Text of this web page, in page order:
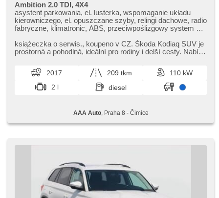
Ambition 2.0 TDI, 4X4
asystent parkowania, el. lusterka, wspomaganie układu
kierowniczego, el. opuszczane szyby, relingi dachowe, radio
fabryczne, klimatronic, ABS, przeciwpoślizgowy system kół
podwozia (ESP), halogeny, czujnik deszczu, przycisk start,
hak holowniczy, czujnik ciśnienia opon, USB, automat,
książeczka o serwis.,​ koupeno v CZ. Škoda Kodiaq SUV je
prostorná a pohodlná,​ ideální pro rodiny i delší cesty. Nabízí
2017 209 tkm
110 kW
2 l
diesel
AAA Auto, Praha 8 - Čimice